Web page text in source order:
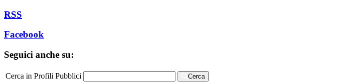
RSS
Facebook
Seguici anche su:
Cerca in Profili Pubblici Cerca